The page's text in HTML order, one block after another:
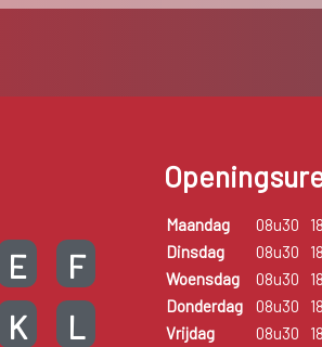
E
F
K
L
Maandag 08u30
Dinsdag
08u30
Woensdag
08u30
Donderdag
08u30
Vrijdag
08u30